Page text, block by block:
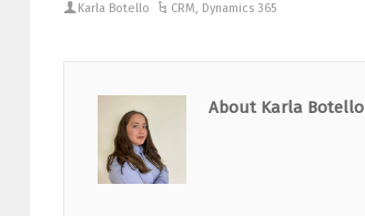
Karla Botello CRM, Dynamics 365
About Karla Botello